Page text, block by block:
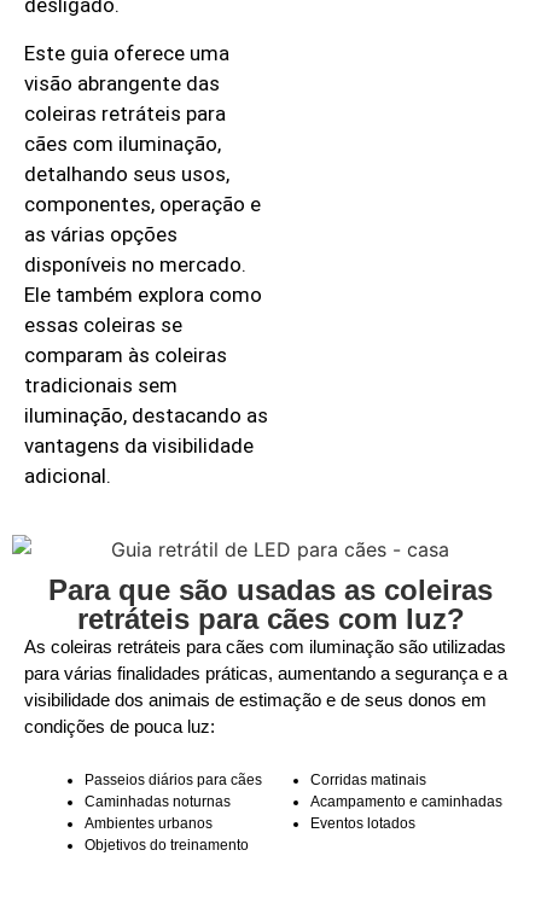
desligado.
Este guia oferece uma
visão abrangente das
coleiras retráteis para
cães com iluminação,
detalhando seus usos,
componentes, operação e
as várias opções
disponíveis no mercado.
Ele também explora como
essas coleiras se
comparam às coleiras
tradicionais sem
iluminação, destacando as
vantagens da visibilidade
adicional.
Para que são usadas as coleiras
retráteis para cães com luz?
As coleiras retráteis para cães com iluminação são utilizadas
para várias finalidades práticas, aumentando a segurança e a
visibilidade dos animais de estimação e de seus donos em
condições de pouca luz:
Passeios diários para cães
Caminhadas noturnas
Ambientes urbanos
Objetivos do treinamento
Corridas matinais
Acampamento e caminhadas
Eventos lotados